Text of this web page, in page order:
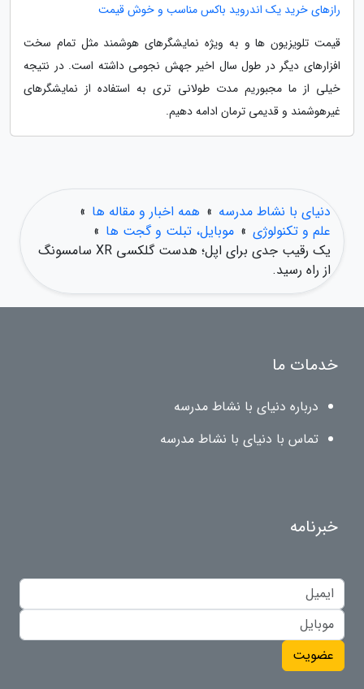
رازهای خرید یک اندروید باکس مناسب و خوش قیمت
قیمت تلویزیون ها و به ویژه نمایشگرهای هوشمند مثل تمام سخت
افزارهای دیگر در طول سال اخیر جهش نجومی داشته است. در نتیجه
خیلی از ما مجبوریم مدت طولانی تری به استفاده از نمایشگرهای
غیرهوشمند و قدیمی ترمان ادامه دهیم.
دنیای با نشاط مدرسه » همه اخبار و مقاله ها »
علم و تکنولوژی » موبایل، تبلت و گجت ها »
یک رقیب جدی برای اپل؛ هدست گلکسی XR سامسونگ
از راه رسید.
خدمات ما
درباره دنیای با نشاط مدرسه
تماس با دنیای با نشاط مدرسه
خبرنامه
عضویت